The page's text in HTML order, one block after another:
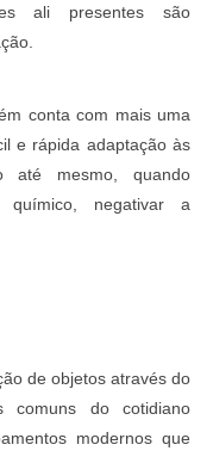
ali presentes são
conta com mais uma
e rápida adaptação às
até mesmo, quando
negativar a
de objetos através do
comuns do cotidiano
modernos que